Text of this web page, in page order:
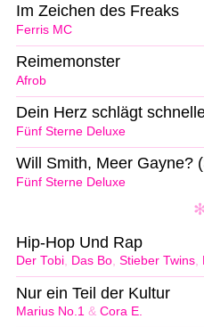
Ferris MC
Im Zeichen des Freaks
Afrob
Reimemonster
Fünf Sterne Deluxe
Dein Herz schlägt
Fünf Sterne Deluxe
Will Smith, Meer Gayne?
Der Tobi, Das Bo, Stieber Twins,
Hip-Hop Und Rap
Marius No.1 & Cora E.
Nur ein Teil der Kultur